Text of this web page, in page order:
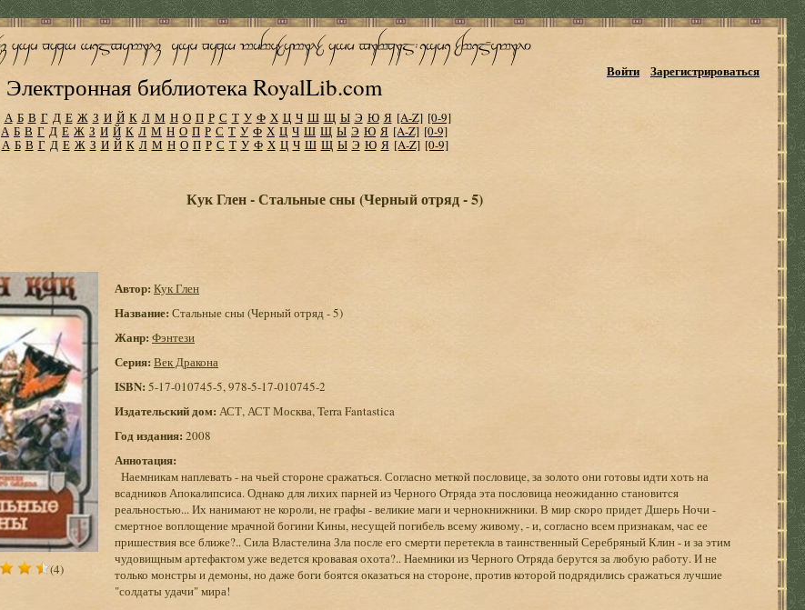
Электронная библиотека RoyalLib.com
Войти Зарегистрироваться
А Б В Г Д Е Ж З И Й К Л М Н О П Р С Т У Ф Х Ц Ч Ш Щ Ы Э Ю Я [A-Z] [0-9]
А Б В Г Д Е Ж З И Й К Л М Н О П Р С Т У Ф Х Ц Ч Ш Щ Ы Э Ю Я [A-Z] [0-9]
А Б В Г Д Е Ж З И Й К Л М Н О П Р С Т У Ф Х Ц Ч Ш Щ Ы Э Ю Я [A-Z] [0-9]
Кук Глен - Стальные сны (Черный отряд - 5)
(4)
Автор: Кук Глен
Название: Стальные сны (Черный отряд - 5)
Жанр: Фэнтези
Серия: Век Дракона
ISBN:5-17-010745-5, 978-5-17-010745-2
Издательский дом: АСТ, АСТ Москва, Terra Fantastica
Год издания: 2008
Аннотация:
Наемникам наплевать - на чьей стороне сражаться. Согласно меткой пословице, за золото они готовы идти хоть на
всадников Апокалипсиса. Однако для лихих парней из Черного Отряда эта пословица неожиданно становится
реальностью... Их нанимают не короли, не графы - великие маги и чернокнижники. В мир скоро придет Дшерь Ночи -
смертное воплощение мрачной богини Кины, несущей погибель всему живому, - и, согласно всем признакам, час ее
пришествия все ближе?.. Сила Властелина Зла после его смерти перетекла в таинственный Серебряный Клин - и за этим
чудовищным артефактом уже ведется кровавая охота?.. Наемники из Черного Отряда берутся за любую работу. И не
только монстры и демоны, но даже боги боятся оказаться на стороне, против которой подрядились сражаться лучшие
"солдаты удачи" мира!